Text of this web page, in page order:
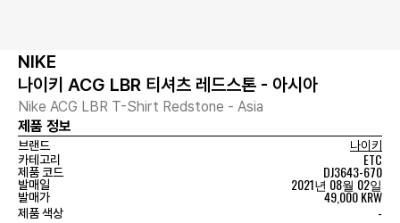
NIKE
나이키 ACG LBR 티셔츠 레드스톤 - 아시아
Nike ACG LBR T-Shirt Redstone - Asia
제품 정보
브랜드
나이키
카테고리
ETC
제품 코드 DJ3643-670
발매일 2021년 08월 02일
발매가 49,000 KRW
제품 색상 -